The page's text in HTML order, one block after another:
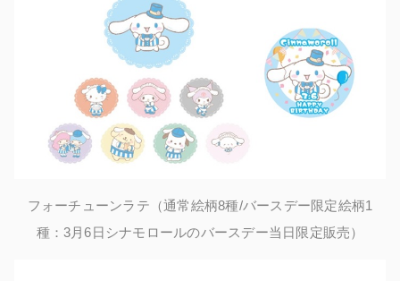
フォーチューンラテ （通常絵柄8種/バースデー限定絵柄1
種：3月6日シナモロールのバースデー当日限定販売）